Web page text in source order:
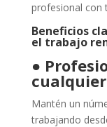
profesional con
Beneficios
el trabajo
●
Mantén un
trabajando